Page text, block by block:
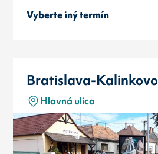
Vyberte iný termín
Bratislava-Kalinkovo
Hlavná ulica